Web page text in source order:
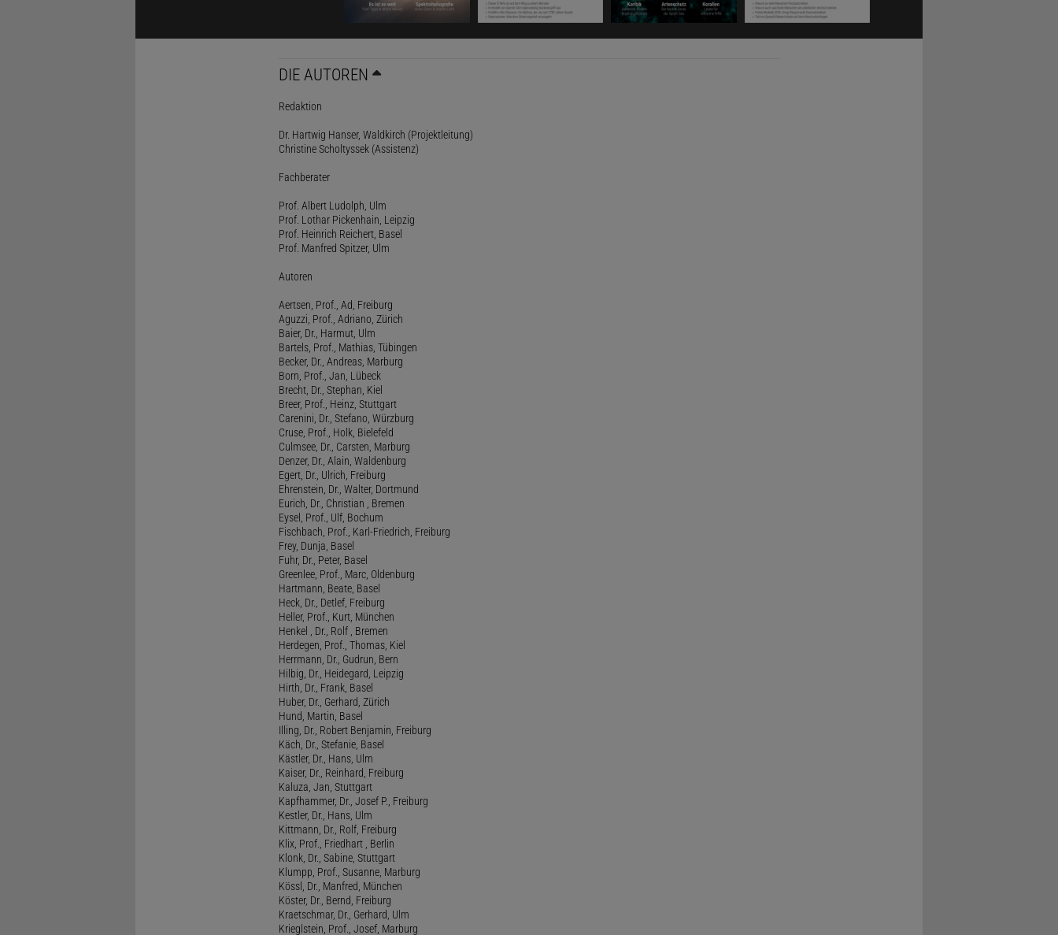
DIE AUTOREN
Redaktion
Dr. Hartwig Hanser, Waldkirch (Projektleitung)
Christine Scholtyssek (Assistenz)
Fachberater
Prof. Albert Ludolph, Ulm
Prof. Lothar Pickenhain, Leipzig
Prof. Heinrich Reichert, Basel
Prof. Manfred Spitzer, Ulm
Autoren
Aertsen, Prof., Ad, Freiburg
Aguzzi, Prof., Adriano, Zürich
Baier, Dr., Harmut, Ulm
Bartels, Prof., Mathias, Tübingen
Becker, Dr., Andreas, Marburg
Born, Prof., Jan, Lübeck
Brecht, Dr., Stephan, Kiel
Breer, Prof., Heinz, Stuttgart
Carenini, Dr., Stefano, Würzburg
Cruse, Prof., Holk, Bielefeld
Culmsee, Dr., Carsten, Marburg
Denzer, Dr., Alain, Waldenburg
Egert, Dr., Ulrich, Freiburg
Ehrenstein, Dr., Walter, Dortmund
Eurich, Dr., Christian , Bremen
Eysel, Prof., Ulf, Bochum
Fischbach, Prof., Karl-Friedrich, Freiburg
Frey, Dunja, Basel
Fuhr, Dr., Peter, Basel
Greenlee, Prof., Marc, Oldenburg
Hartmann, Beate, Basel
Heck, Dr., Detlef, Freiburg
Heller, Prof., Kurt, München
Henkel , Dr., Rolf , Bremen
Herdegen, Prof., Thomas, Kiel
Herrmann, Dr., Gudrun, Bern
Hilbig, Dr., Heidegard, Leipzig
Hirth, Dr., Frank, Basel
Huber, Dr., Gerhard, Zürich
Hund, Martin, Basel
Illing, Dr., Robert Benjamin, Freiburg
Käch, Dr., Stefanie, Basel
Kästler, Dr., Hans, Ulm
Kaiser, Dr., Reinhard, Freiburg
Kaluza, Jan, Stuttgart
Kapfhammer, Dr., Josef P., Freiburg
Kestler, Dr., Hans, Ulm
Kittmann, Dr., Rolf, Freiburg
Klix, Prof., Friedhart , Berlin
Klonk, Dr., Sabine, Stuttgart
Klumpp, Prof., Susanne, Marburg
Kössl, Dr., Manfred, München
Köster, Dr., Bernd, Freiburg
Kraetschmar, Dr., Gerhard, Ulm
Krieglstein, Prof., Josef, Marburg